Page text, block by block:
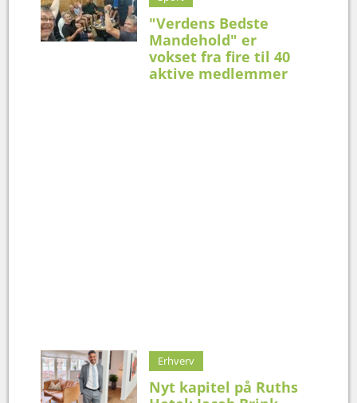
"Verdens Bedste
Mandehold" er
vokset fra fire til 40
aktive medlemmer
Erhverv
Nyt kapitel på Ruths